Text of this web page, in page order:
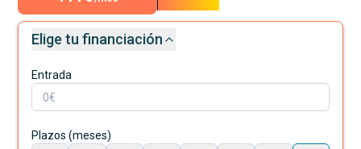
Elige tu financiación
Entrada
Plazos (meses)